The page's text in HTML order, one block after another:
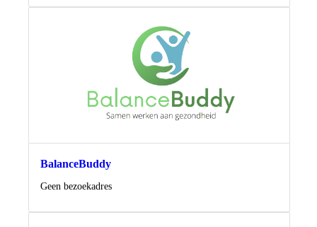
BalanceBuddy
Locatie
Geen bezoekadres